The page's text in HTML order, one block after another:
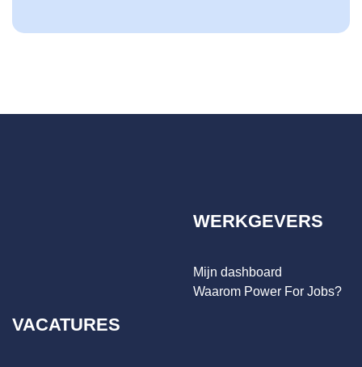
WERKGEVERS
Mijn dashboard
Waarom Power For Jobs?
VACATURES